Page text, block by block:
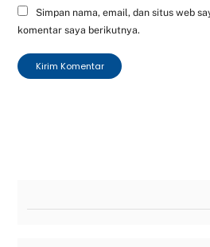
Simpan nama, email, dan situs web
komentar saya berikutnya.